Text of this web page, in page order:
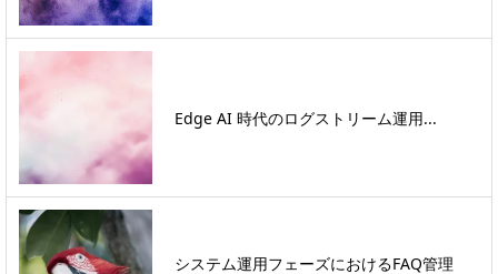
Edge AI 時代のログストリーム運用...
システム運用フェーズにおけるFAQ管理